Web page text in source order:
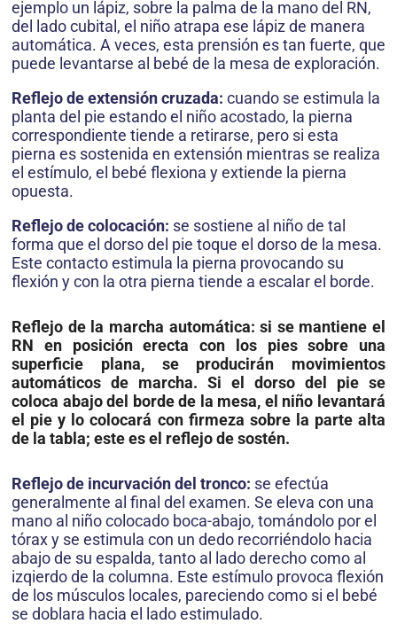
ejemplo un lápiz, sobre la palma de la mano del RN,
del lado cubital, el niño atrapa ese lápiz de manera
automática. A veces, esta prensión es tan fuerte, que
puede levantarse al bebé de la mesa de exploración.
Reflejo de extensión cruzada: cuando se estimula la
planta del pie estando el niño acostado, la pierna
correspondiente tiende a retirarse, pero si esta
pierna es sostenida en extensión mientras se realiza
el estímulo, el bebé flexiona y extiende la pierna
opuesta.
Reflejo de colocación: se sostiene al niño de tal
forma que el dorso del pie toque el dorso de la mesa.
Este contacto estimula la pierna provocando su
flexión y con la otra pierna tiende a escalar el borde.
Reflejo de la marcha automática: si se mantiene el
RN en posición erecta con los pies sobre una
superficie plana, se producirán movimientos
automáticos de marcha. Si el dorso del pie se
coloca abajo del borde de la mesa, el niño levantará
el pie y lo colocará con firmeza sobre la parte alta
de la tabla; este es el reflejo de sostén.
Reflejo de incurvación del tronco: se efectúa
generalmente al final del examen. Se eleva con una
mano al niño colocado boca-abajo, tomándolo por el
tórax y se estimula con un dedo recorriéndolo hacia
abajo de su espalda, tanto al lado derecho como al
izqierdo de la columna. Este estímulo provoca flexión
de los músculos locales, pareciendo como si el bebé
se doblara hacia el lado estimulado.